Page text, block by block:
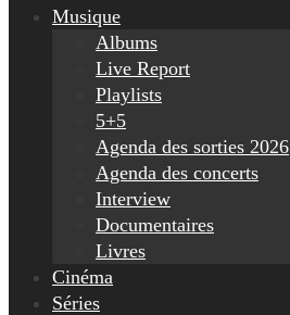
Musique
Albums
Live Report
Playlists
5+5
Agenda des sorties 2026
Agenda des concerts
Interview
Documentaires
Livres
Cinéma
Séries